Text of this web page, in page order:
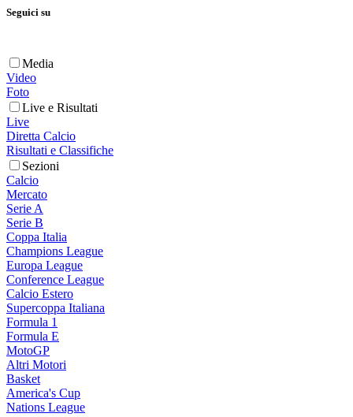
Seguici su
Media
Video
Foto
Live e Risultati
Live
Diretta Calcio
Risultati e Classifiche
Sezioni
Calcio
Mercato
Serie A
Serie B
Coppa Italia
Champions League
Europa League
Conference League
Calcio Estero
Supercoppa Italiana
Formula 1
Formula E
MotoGP
Altri Motori
Basket
America's Cup
Nations League